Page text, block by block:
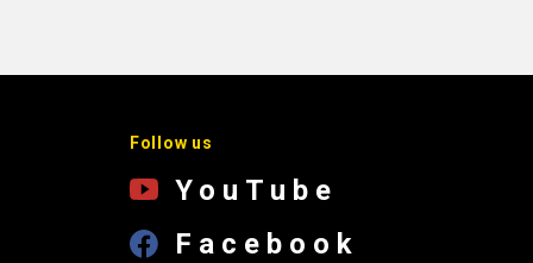
Follow us
YouTube
Facebook